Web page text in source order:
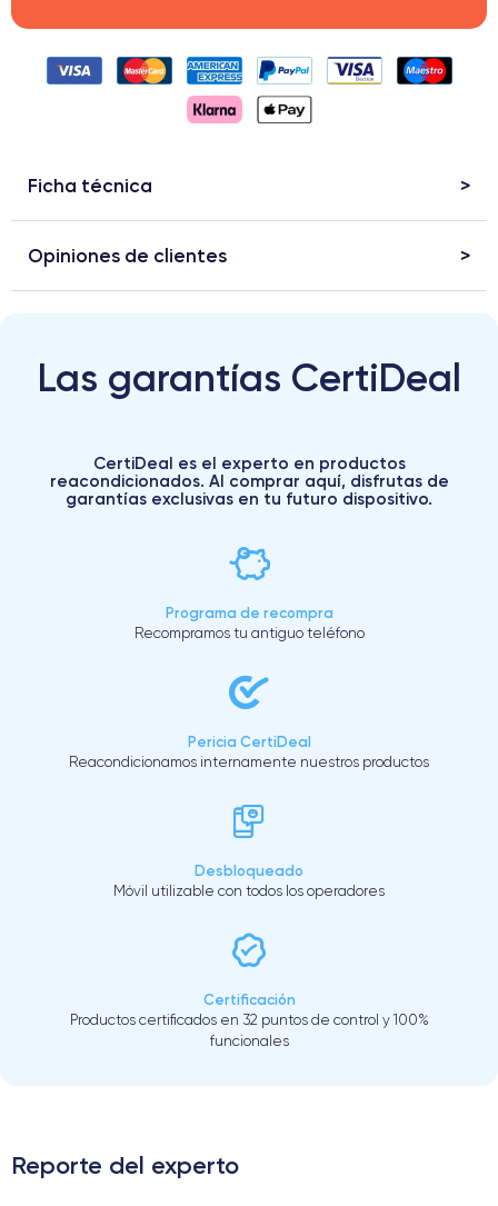
Ficha técnica
Opiniones de clientes
Las garantías CertiDeal
CertiDeal es el experto en productos
reacondicionados. Al comprar aquí, disfrutas de
garantías exclusivas en tu futuro dispositivo.
Programa de recompra
Recompramos tu antiguo teléfono
Pericia CertiDeal
Reacondicionamos internamente nuestros productos
Desbloqueado
Móvil utilizable con todos los operadores
Certificación
Productos certificados en 32 puntos de control y 100%
funcionales
Reporte del experto